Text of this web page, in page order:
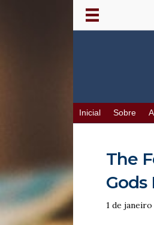
Inicial Sobre
The
Gods
1 de janeiro